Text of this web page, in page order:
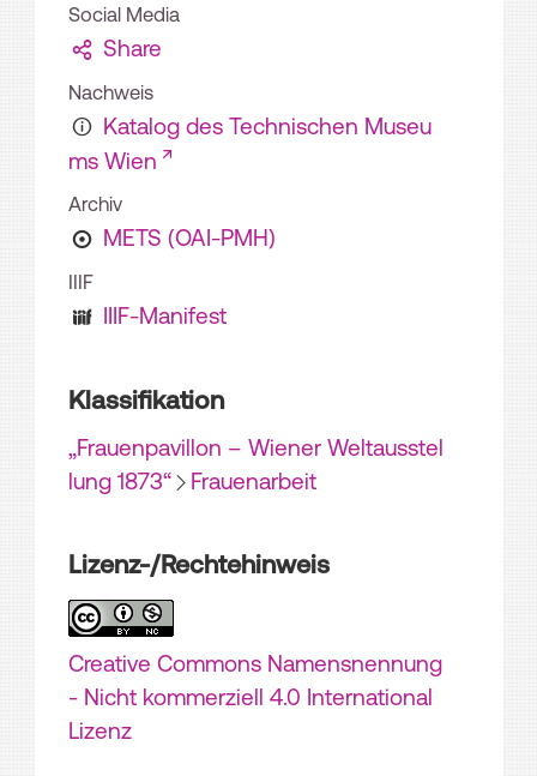
Social Media
Share
Nachweis
Katalog des Technischen Museu
ms Wien
Archiv
METS (OAI-PMH)
IIIF
IIIF-Manifest
Klassifikation
„Frauenpavillon – Wiener Weltausstel
lung 1873“
Frauenarbeit
Lizenz-/Rechtehinweis
Creative Commons Namensnennung
- Nicht kommerziell 4.0 International
Lizenz